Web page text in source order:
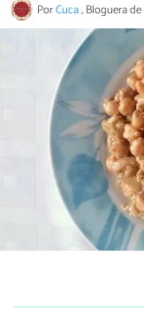
PorCuca, Bloguera